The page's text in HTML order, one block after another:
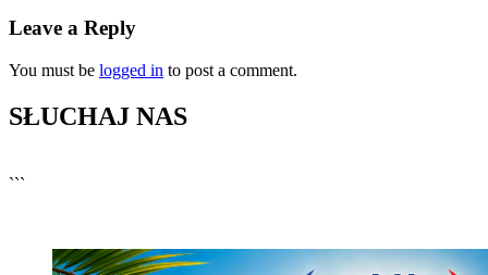
Leave a Reply
You must be logged in to post a comment.
SŁUCHAJ NAS
```